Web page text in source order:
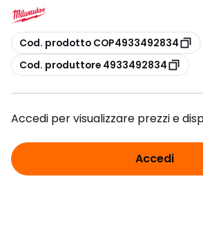
copia
Cod. prodotto COP4933492834
copia
Cod. produttore 4933492834
Accedi per visualizzare prezzi e
Accedi